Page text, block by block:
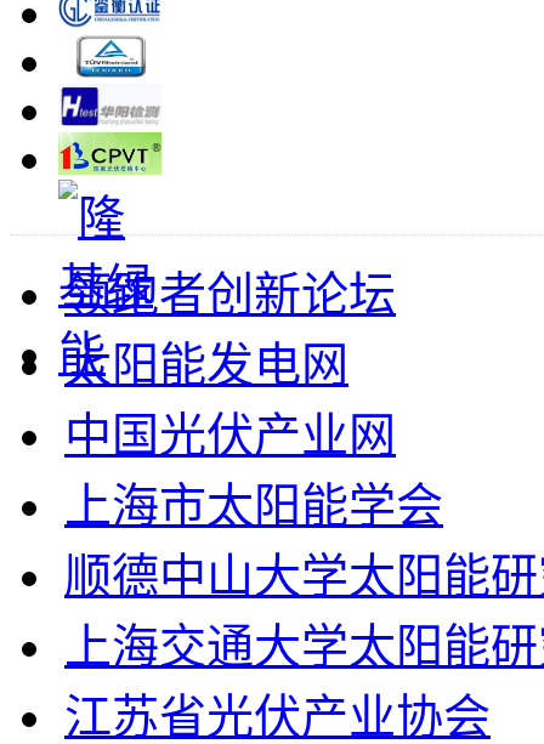
领跑者创新论坛
太阳能发电网
中国光伏产业网
上海市太阳能学会
顺德中山大学太阳能
上海交通大学太阳能
江苏省光伏产业协会